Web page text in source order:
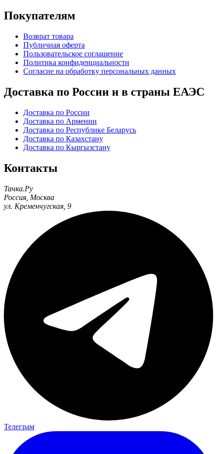
Покупателям
Возврат товара
Публичная оферта
Пользовательское соглашение
Политика конфиденциальности
Согласие на обработку персональных данных
Доставка по России и в страны ЕАЭС
Доставка по России
Доставка по Армении
Доставка по Республике Беларусь
Доставка по Казахстану
Доставка по Кыргызстану
Контакты
Тачка.Ру
Россия Москва
ул. Кременчугская, 9
Телеграм